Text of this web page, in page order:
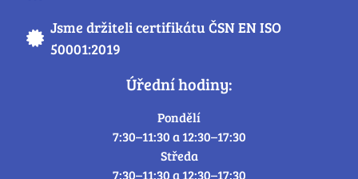
Jsme držiteli certifikátu ČSN EN ISO
50001:2019
Úřední hodiny:
Pondělí
7:30–11:30 a 12:30–17:30
Středa
7:30–11:30 a 12:30–17:30